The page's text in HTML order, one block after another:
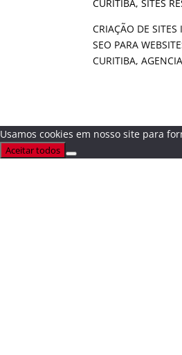
CRIAÇÃO DE
SEO PARA
CURITIBA,
Usamos cookies em nosso site para
Aceitar todos